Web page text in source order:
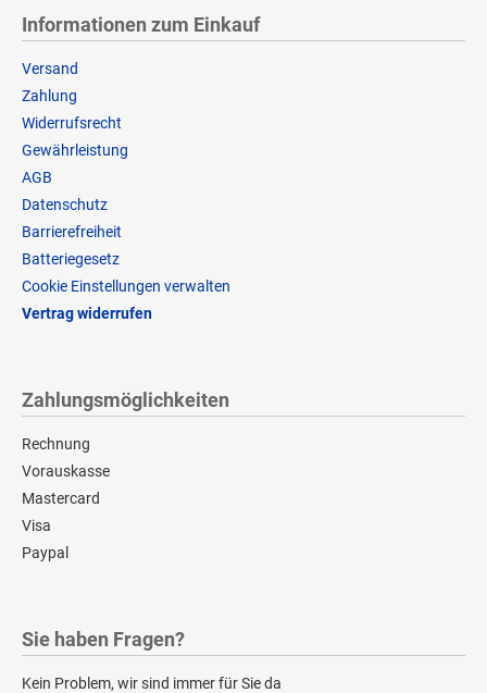
Informationen zum Einkauf
Versand
Zahlung
Widerrufsrecht
Gewährleistung
AGB
Datenschutz
Barrierefreiheit
Batteriegesetz
Cookie Einstellungen verwalten
Vertrag widerrufen
Zahlungsmöglichkeiten
Rechnung
Vorauskasse
Mastercard
Visa
Paypal
Sie haben Fragen?
Kein Problem, wir sind immer für Sie da